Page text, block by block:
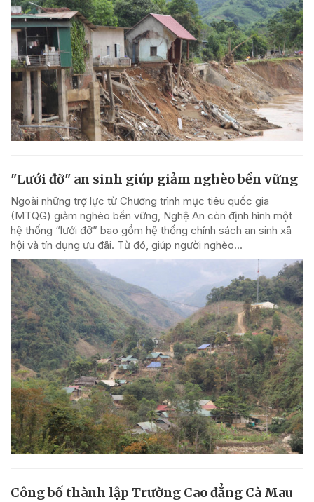
"Lưới đỡ" an sinh giúp giảm nghèo bền vững
Ngoài những trợ lực từ Chương trình mục tiêu quốc gia
(MTQG) giảm nghèo bền vững, Nghệ An còn định hình một
hệ thống “lưới đỡ” bao gồm hệ thống chính sách an sinh xã
hội và tín dụng ưu đãi. Từ đó, giúp người nghèo...
Công bố thành lập Trường Cao đẳng Cà Mau